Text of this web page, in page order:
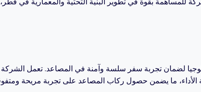
لضمان تجربة سفر سلسة وآمنة في المصاعد. تعمل الشركة